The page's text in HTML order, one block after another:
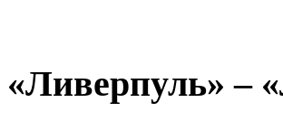
«Ливерпуль» –